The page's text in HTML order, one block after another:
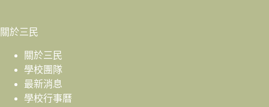
關於三民
關於三民
學校團隊
最新消息
學校行事曆